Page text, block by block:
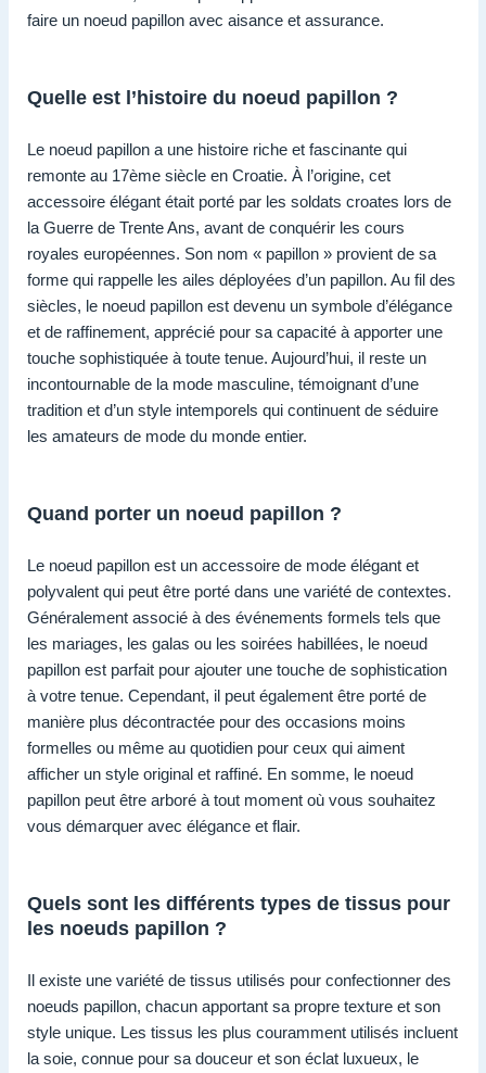
faire un noeud papillon avec aisance et assurance.
Quelle est l’histoire du noeud papillon ?
Le noeud papillon a une histoire riche et fascinante qui
remonte au 17ème siècle en Croatie. À l’origine, cet
accessoire élégant était porté par les soldats croates lors de
la Guerre de Trente Ans, avant de conquérir les cours
royales européennes. Son nom « papillon » provient de sa
forme qui rappelle les ailes déployées d’un papillon. Au fil des
siècles, le noeud papillon est devenu un symbole d’élégance
et de raffinement, apprécié pour sa capacité à apporter une
touche sophistiquée à toute tenue. Aujourd’hui, il reste un
incontournable de la mode masculine, témoignant d’une
tradition et d’un style intemporels qui continuent de séduire
les amateurs de mode du monde entier.
Quand porter un noeud papillon ?
Le noeud papillon est un accessoire de mode élégant et
polyvalent qui peut être porté dans une variété de contextes.
Généralement associé à des événements formels tels que
les mariages, les galas ou les soirées habillées, le noeud
papillon est parfait pour ajouter une touche de sophistication
à votre tenue. Cependant, il peut également être porté de
manière plus décontractée pour des occasions moins
formelles ou même au quotidien pour ceux qui aiment
afficher un style original et raffiné. En somme, le noeud
papillon peut être arboré à tout moment où vous souhaitez
vous démarquer avec élégance et flair.
Quels sont les différents types de tissus pour
les noeuds papillon ?
Il existe une variété de tissus utilisés pour confectionner des
noeuds papillon, chacun apportant sa propre texture et son
style unique. Les tissus les plus couramment utilisés incluent
la soie, connue pour sa douceur et son éclat luxueux, le